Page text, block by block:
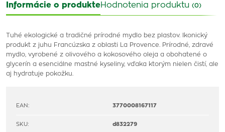
Informácie o produkteHodnotenia produktu (0)
Tuhé ekologické a tradičné prírodné mydlo bez plastov. Ikonický
produkt z juhu Francúzska z oblasti La Provence. Prírodné, zdravé
mydlo, vyrobené z olivového a kokosového oleja a obohatené o
glycerín a esenciálne mastné kyseliny, vďaka ktorým nielen čistí, ale
aj hydratuje pokožku.
EAN: 3770008167117
SKU: d832279